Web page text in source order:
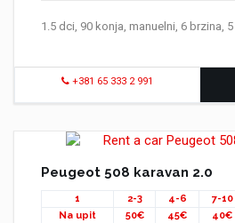
1.5 dci, 90 konja, manuelni, 6 brzina,
+381 65 333 2 991
Peugeot 508 karavan 2.0
1 2-3 4-6 7-10
Na upit
50€ 45€ 40€